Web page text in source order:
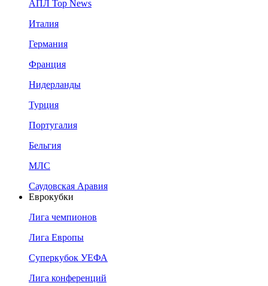
АПЛ Top News
Италия
Германия
Франция
Нидерланды
Турция
Португалия
Бельгия
МЛС
Саудовская Аравия
Еврокубки
Лига чемпионов
Лига Европы
Суперкубок УЕФА
Лига конференций